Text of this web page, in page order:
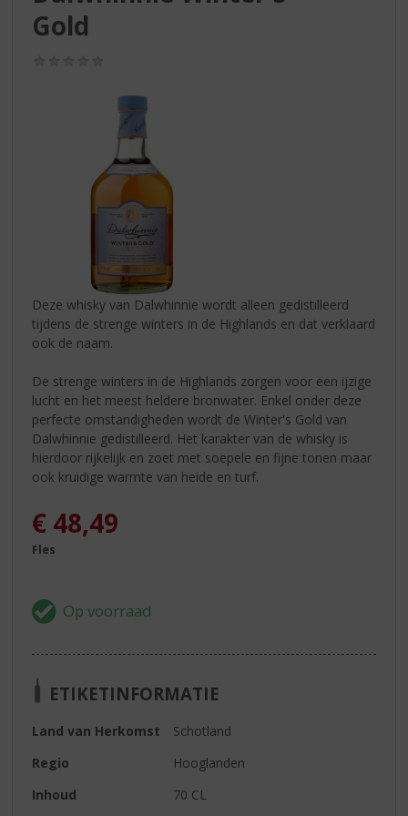
Gold
Deze whisky van Dalwhinnie wordt alleen gedistilleerd
tijdens de strenge winters in de Highlands en dat verklaard
ook de naam.
De strenge winters in de Highlands zorgen voor een ijzige
lucht en het meest heldere bronwater. Enkel onder deze
perfecte omstandigheden wordt de Winter's Gold van
Dalwhinnie gedistilleerd. Het karakter van de whisky is
hierdoor rijkelijk en zoet met soepele en fijne tonen maar
ook kruidige warmte van heide en turf.
€ 48,49
Fles
ETIKETINFORMATIE
Land van Herkomst
Schotland
Regio
Hooglanden
Inhoud
70 CL